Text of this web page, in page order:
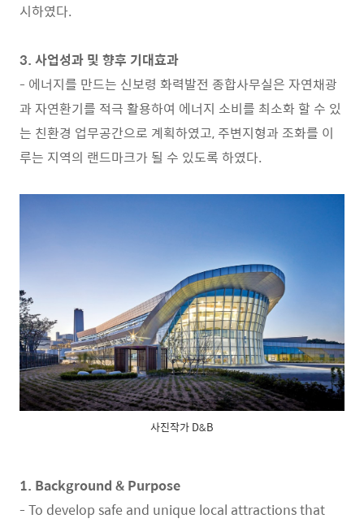
시하였다.
3. 사업성과 및 향후 기대효과
- 에너지를 만드는 신보령 화력발전 종합사무실은 자연채광
과 자연환기를 적극 활용하여 에너지 소비를 최소화 할 수 있
는 친환경 업무공간으로 계획하였고, 주변지형과 조화를 이
루는 지역의 랜드마크가 될 수 있도록 하였다.
사진작가 D&B
1. Background & Purpose
- To develop safe and unique local attractions that